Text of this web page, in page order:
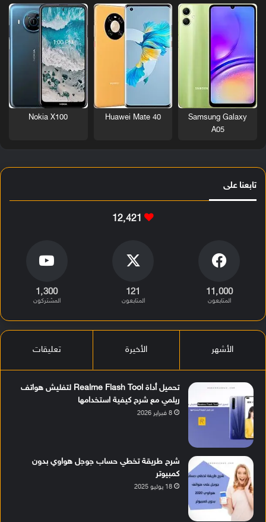
Samsung Galaxy
A05
Huawei Mate 40
Nokia X100
تابعنا على
12٬421
11٬000
المتابعون
121
المتابعون
1٬300
المشتركون
الأشهر الأخيرة تعليقات
تحميل أداة Realme Flash Tool لتفليش هواتف
ريلمي مع شرح كيفية استخدامها
8 فبراير 2026
شرح طريقة تخطي حساب جوجل هواوي بدون
كمبيوتر
18 يوليو 2025